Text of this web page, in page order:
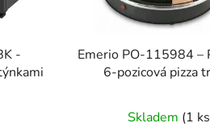
-
Emerio PO-115984 –
6-pozicová pizza
Skladem (1